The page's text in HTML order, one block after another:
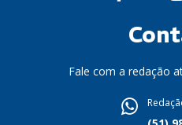
Fale com a redação